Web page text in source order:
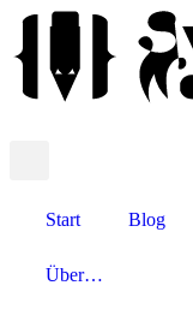
Start Blog
Über…